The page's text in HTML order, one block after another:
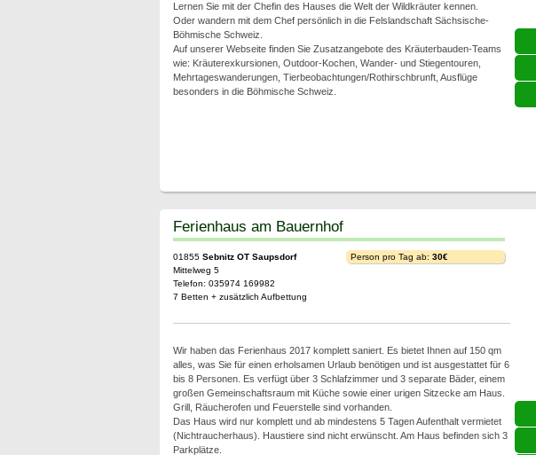
Lernen Sie mit der Chefin des Hauses die Welt der Wildkräuter kennen.
Oder wandern mit dem Chef persönlich in die Felslandschaft Sächsische-
Böhmische Schweiz.
Auf unserer Webseite finden Sie Zusatzangebote des Kräuterbauden-Teams
wie: Kräuterexkursionen, Outdoor-Kochen, Wander- und Stiegentouren,
Mehrtageswanderungen, Tierbeobachtungen/Rothirschbrunft, Ausflüge
besonders in die Böhmische Schweiz.
Ferienhaus am Bauernhof
01855 Sebnitz OT Saupsdorf
Mittelweg 5
Telefon: 035974 169982
7 Betten + zusätzlich Aufbettung
Person pro Tag ab: 30€
Wir haben das Ferienhaus 2017 komplett saniert. Es bietet Ihnen auf 150 qm
alles, was Sie für einen erholsamen Urlaub benötigen und ist ausgestattet für 6
bis 8 Personen. Es verfügt über 3 Schlafzimmer und 3 separate Bäder, einem
großen Gemeinschaftsraum mit Küche sowie einer urigen Sitzecke am Haus.
Grill, Räucherofen und Feuerstelle sind vorhanden.
Das Haus wird nur komplett und ab mindestens 5 Tagen Aufenthalt vermietet
(Nichtraucherhaus). Haustiere sind nicht erwünscht. Am Haus befinden sich 3
Parkplätze.